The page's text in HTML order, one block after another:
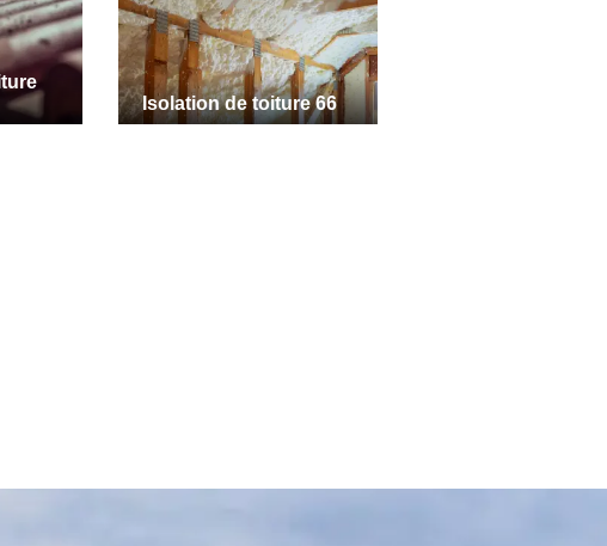
Isolation de toiture 66